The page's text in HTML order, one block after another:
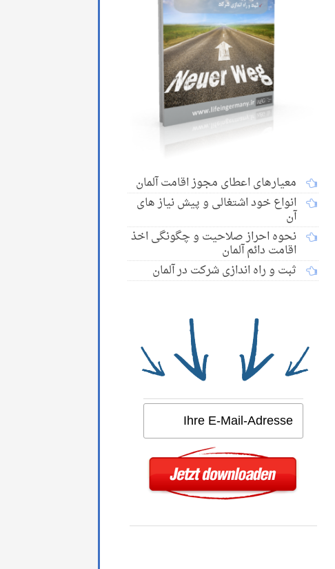
معیارهای اعطای مجوز اقامت آلمان
انواع خود اشتغالی و پیش نیاز های
آن
نحوه احراز صلاحیت و چگونگی اخذ
اقامت دائم آلمان
ثبت و راه اندازی شرکت در آلمان